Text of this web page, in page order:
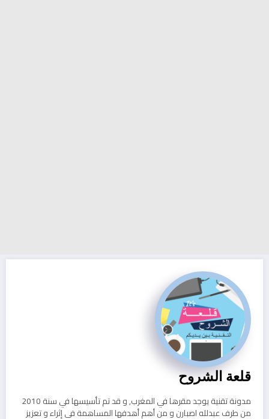
قلعة الشروح
مدونة تقنية يوجد مقرها في المغرب, و قد تم تأسيسها في سنة 2010
من طرف عبدلله اصبارن و من أهم أهدفها المساهمة في إثراء و تعزيز